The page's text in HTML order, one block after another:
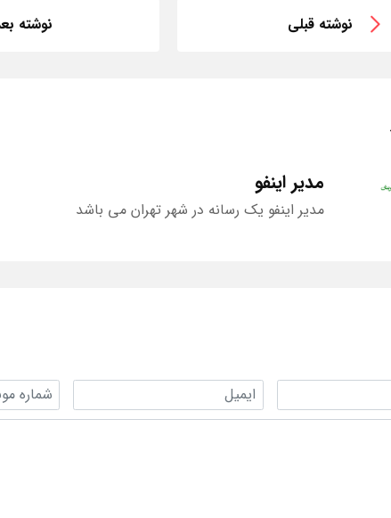
نوشته قبلی نوشته
مدیر اینفو
مدیر اینفو یک رسانه در شهر تهران می باشد